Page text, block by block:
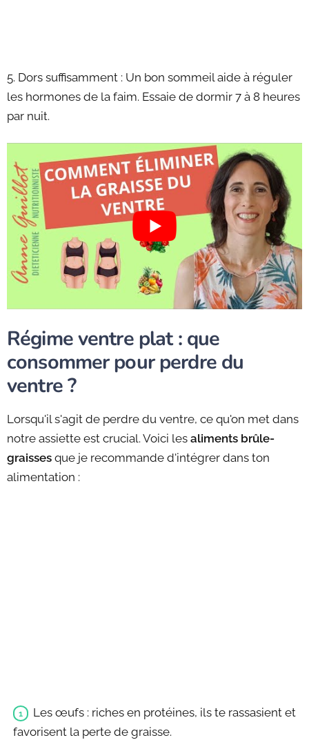
5. Dors suffisamment : Un bon sommeil aide à réguler
les hormones de la faim. Essaie de dormir 7 à 8 heures
par nuit.
Régime ventre plat : que
consommer pour perdre du
ventre ?
Lorsqu'il s'agit de perdre du ventre, ce qu'on met dans
notre assiette est crucial. Voici les aliments brûle-
graisses que je recommande d'intégrer dans ton
alimentation :
Les œufs : riches en protéines, ils te rassasient et
favorisent la perte de graisse.